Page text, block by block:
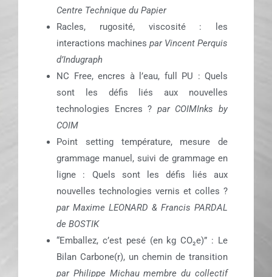
Centre Technique du Papier
Racles, rugosité, viscosité : les
interactions machines par Vincent Perquis
d’Indugraph
NC Free, encres à l’eau, full PU : Quels
sont les défis liés aux nouvelles
technologies Encres ? par COIMInks by
COIM
Point setting température, mesure de
grammage manuel, suivi de grammage en
ligne : Quels sont les défis liés aux
nouvelles technologies vernis et colles ?
par Maxime LEONARD & Francis PARDAL
de BOSTIK
“Emballez, c’est pesé (en kg CO₂e)” : Le
Bilan Carbone(r), un chemin de transition
par Philippe Michau membre du collectif